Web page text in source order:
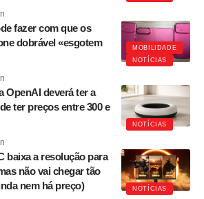
MOBILIDADE
NOTÍCIAS
fazer com que os
dobrável «esgotem
NOTÍCIAS
OpenAI deverá ter a
ter preços entre 300 e
NOTÍCIAS
baixa a resolução para
não vai chegar tão
nem há preço)